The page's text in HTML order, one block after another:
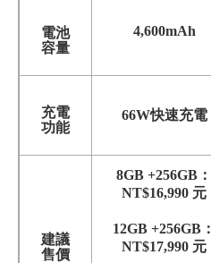
電池
容量
4,600mAh
充電
功能
66W快速充電
建議
售價
8GB +256GB：
NT$16,990 元
12GB +256GB：
NT$17,990 元